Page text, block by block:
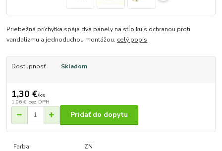
Priebežná príchytka spája dva panely na stĺpiku s ochranou proti
vandalizmu a jednoduchou montážou. celý popis
Dostupnosť Skladom
1,30 €/ks
1,06 € bez DPH
Pridať do dopytu
Farba:
ZN